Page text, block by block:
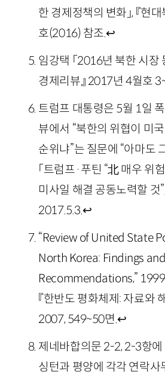
한 경제정책의 변화」, 『현
호(2016) 참조.↩
임강택 「2016년 북한 시장
경제리뷰』 2017년 4월호
트럼프 대통령은 5월 1일
뷰에서 “북한의 위협이 미
순위냐”는 질문에 “아마도
「트럼프·푸틴 “北 매우 위
미사일 해결 공동노력할 것”
2017.5.3.↩
“Review of United State
North Korea: Findings and
Recommendations,”
『한반도 평화체제: 자료와
2007, 549~50면.↩
제네바합의문 2-2, 2-3항에
싱턴과 평양에 각각 연락사